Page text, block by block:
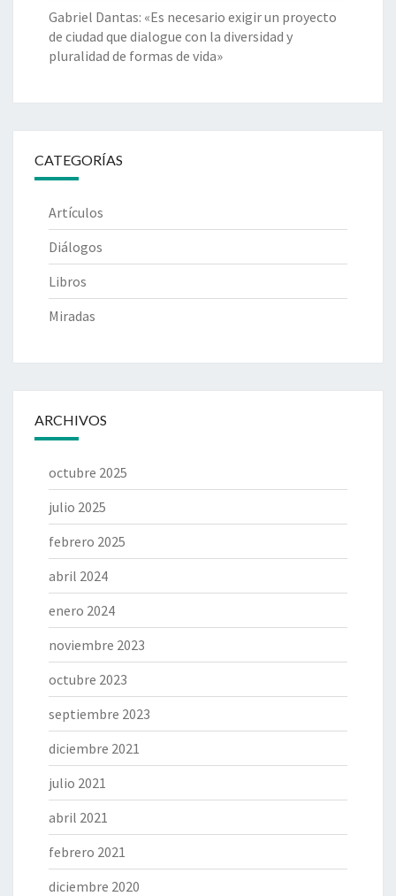
Gabriel Dantas: «Es necesario exigir un proyecto
de ciudad que dialogue con la diversidad y
pluralidad de formas de vida»
CATEGORÍAS
Artículos
Diálogos
Libros
Miradas
ARCHIVOS
octubre 2025
julio 2025
febrero 2025
abril 2024
enero 2024
noviembre 2023
octubre 2023
septiembre 2023
diciembre 2021
julio 2021
abril 2021
febrero 2021
diciembre 2020